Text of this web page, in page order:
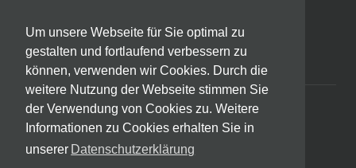
Um unsere Webseite für Sie optimal zu
gestalten und fortlaufend verbessern zu
können, verwenden wir Cookies. Durch die
weitere Nutzung der Webseite stimmen Sie
der Verwendung von Cookies zu. Weitere
Informationen zu Cookies erhalten Sie in
unserer Datenschutzerklärung
Westerwald / Rheingau / Taunus
Westschweiz, Wallis, Berner Oberland
Impressum|Datenschutzerklärung